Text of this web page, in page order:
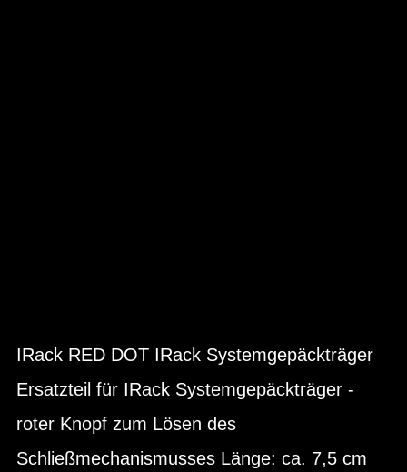
IRack RED DOT IRack Systemgepäckträger
Ersatzteil für IRack Systemgepäckträger -
roter Knopf zum Lösen des
Schließmechanismusses Länge: ca. 7,5 cm